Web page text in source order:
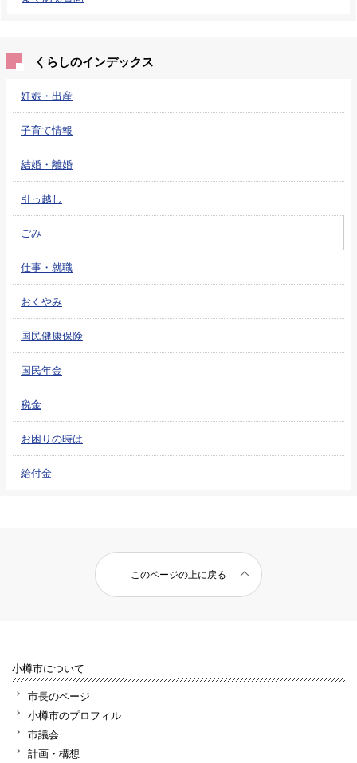
くらしのインデックス
妊娠・出産
子育て情報
結婚・離婚
引っ越し
ごみ
仕事・就職
おくやみ
国民健康保険
国民年金
税金
お困りの時は
給付金
このページの上に戻る
小樽市について
市長のページ
小樽市のプロフィル
市議会
計画・構想